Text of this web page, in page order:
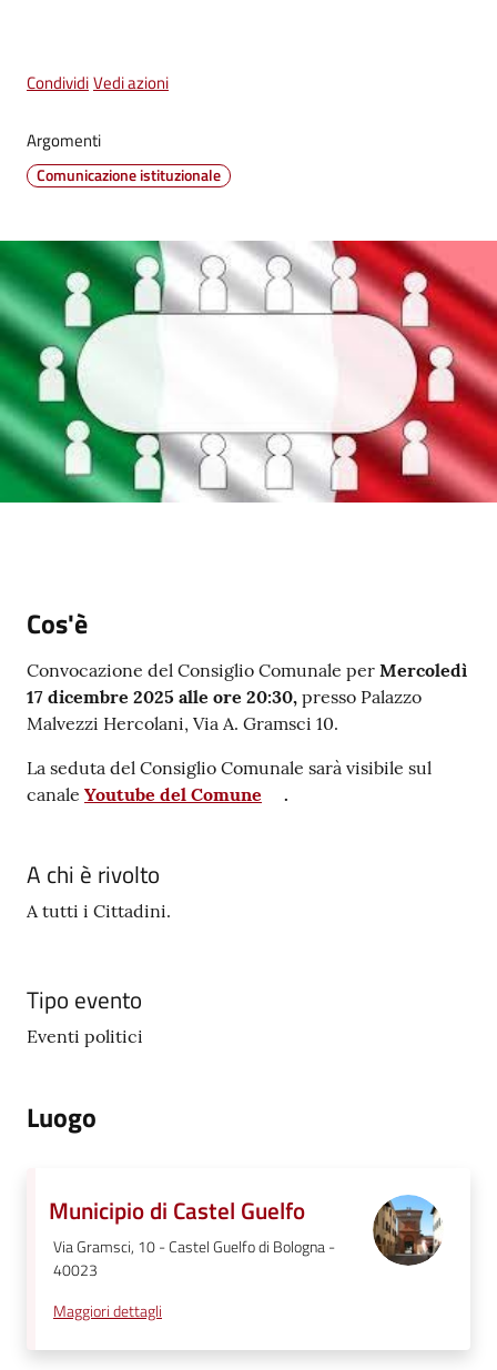
online
gli
argomenti...
Seguici
su
CondividiVedi azioni
Argomenti
Comunicazione istituzionale
Cos'è
Convocazione del Consiglio Comunale per Mercoledì
17 dicembre 2025 alle ore 20:30, presso Palazzo
Malvezzi Hercolani, Via A. Gramsci 10.
La seduta del Consiglio Comunale sarà visibile sul
canale Youtube del Comune .
A chi è rivolto
A tutti i Cittadini.
Tipo evento
Eventi politici
Luogo
Municipio di Castel Guelfo
Via Gramsci, 10 - Castel Guelfo di Bologna -
40023
Maggiori dettagli